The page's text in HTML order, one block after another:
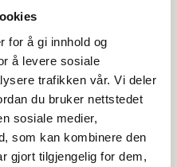
for å gi innhold og
å levere sosiale
trafikken vår. Vi deler
du bruker nettstedet
sosiale medier,
som kan kombinere den
gjort tilgjengelig for dem,